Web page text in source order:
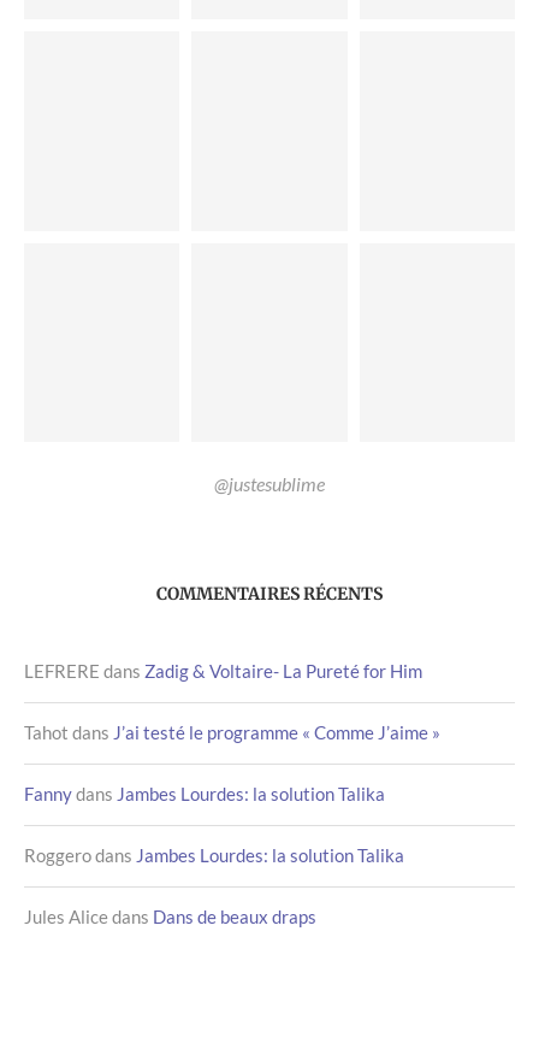
@justesublime
COMMENTAIRES RÉCENTS
LEFRERE dans Zadig & Voltaire- La Pureté for Him
Tahot dans J’ai testé le programme « Comme J’aime »
Fannydans Jambes Lourdes: la solution Talika
Roggerodans Jambes Lourdes: la solution Talika
Jules Alicedans Dans de beaux draps